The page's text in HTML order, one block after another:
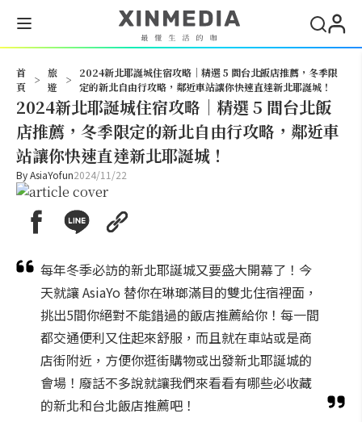
首
頁
>
旅
遊
>
2024新北耶誕城住宿攻略｜精選 5 間台北飯店推薦，冬季限
定的新北自由行攻略，鄰近車站讓你快速直達新北耶誕城！
2024新北耶誕城住宿攻略｜精選 5 間台北飯
店推薦，冬季限定的新北自由行攻略，鄰近車
站讓你快速直達新北耶誕城！
ByAsiaYofun2024/11/22
每年冬季必訪的新北耶誕城又要盛大開幕了！今
天就讓 AsiaYo 替你在琳瑯滿目的雙北住宿裡面，
挑出5間你絕對不能錯過的飯店推薦給你！每一間
都交通便利又住起來舒服，而且就在車站或是商
店街附近，方便你逛街購物或出發新北耶誕城的
會場！廢話不多說就讓我們來看看有哪些必收藏
的新北和台北飯店推薦吧！